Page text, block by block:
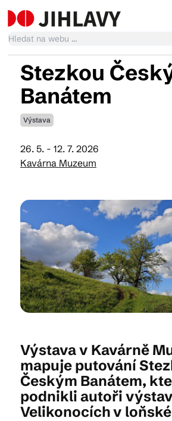
Kalendář akcí
Tradiční akce
Články
Suvenýry
Praktické info
Kam vyrazit
CS EN DE
Stezkou
Banátem
Výstava
26. 5. - 12. 7. 2026
Kavárna Muzeum
Výstava v Kavárně
mapuje putování
Českým Banátem,
podnikli autoři
Velikonocích v